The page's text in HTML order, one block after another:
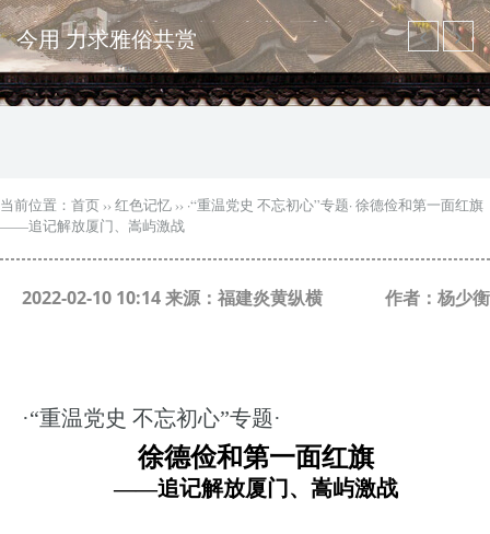
弘扬优秀文化 振奋民族精神 介绍民族
瑰宝 宣传中华精英
突出海西特色 报道台港澳侨 坚持古为
当前位置： 首页 ›› 红色记忆 ›› ·“重温党史 不忘初心”专题· 徐德俭和第一面红旗
——追记解放厦门、嵩屿激战
2022-02-10 10:14 来源：福建炎黄纵横 作者：杨少衡
·“重温党史 不忘初心”专题·
徐德俭和第一面红旗
——追记解放厦门、嵩屿激战